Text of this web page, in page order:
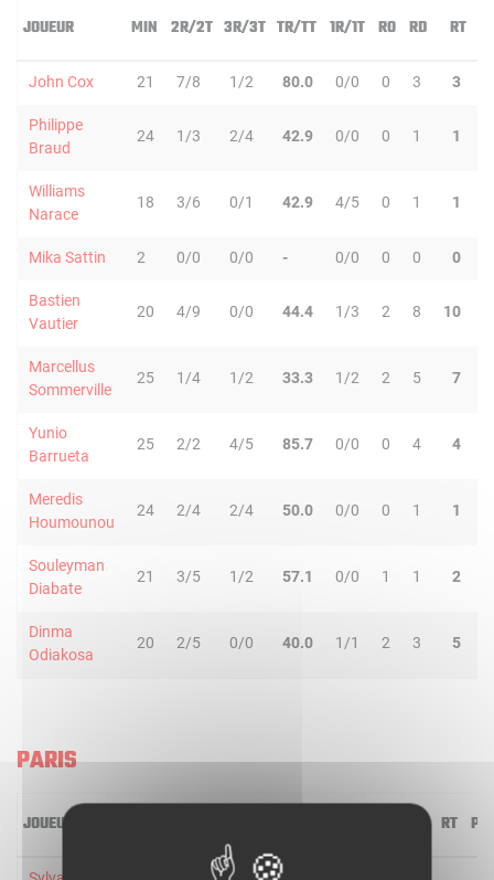
JOUEUR MIN 2R/2T 3R/3T TR/TT 1R/1T RO RD RT
John Cox 21 7/8 1/2 80.0 0/0 0 3 3
Philippe
Braud
24 1/3 2/4 42.9 0/0 0 1 1
Williams
Narace
18 3/6 0/1 42.9 4/5 0 1 1
Mika Sattin 2 0/0 0/0 - 0/0 0 0 0
Bastien
Vautier
20 4/9 0/0 44.4 1/3 2 8 10
Marcellus
Sommerville
25 1/4 1/2 33.3 1/2 2 5 7
Yunio
Barrueta
25 2/2 4/5 85.7 0/0 0 4 4
Meredis
Houmounou
24 2/4 2/4 50.0 0/0 0 1 1
Souleyman
Diabate
21 3/5 1/2 57.1 0/0 1 1 2
Dinma
Odiakosa
20 2/5 0/0 40.0 1/1 2 3 5
PARIS
JOUEUR RT PD